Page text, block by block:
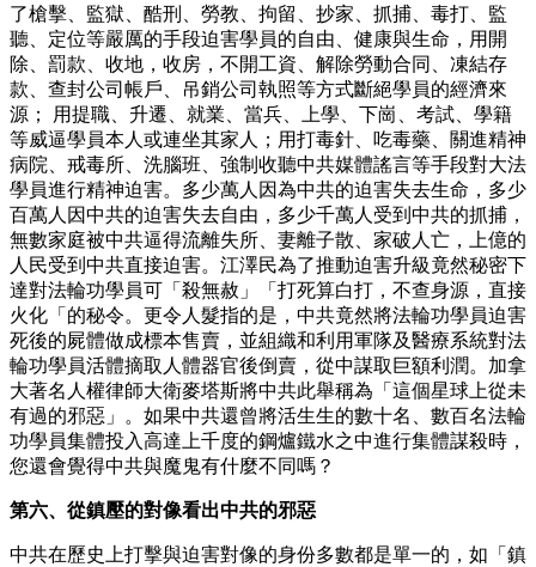
了槍擊、監獄、酷刑、勞教、拘留、抄家、抓捕、毒打、監
聽、定位等嚴厲的手段迫害學員的自由、健康與生命，用開
除、罰款、收地，收房，不開工資、解除勞動合同、凍結存
款、查封公司帳戶、吊銷公司執照等方式斷絕學員的經濟來
源； 用提職、升遷、就業、當兵、上學、下崗、考試、學籍
等威逼學員本人或連坐其家人；用打毒針、吃毒藥、關進精神
病院、戒毒所、洗腦班、強制收聽中共媒體謠言等手段對大法
學員進行精神迫害。多少萬人因為中共的迫害失去生命，多少
百萬人因中共的迫害失去自由，多少千萬人受到中共的抓捕，
無數家庭被中共逼得流離失所、妻離子散、家破人亡，上億的
人民受到中共直接迫害。江澤民為了推動迫害升級竟然秘密下
達對法輪功學員可「殺無赦」「打死算白打，不查身源，直接
火化「的秘令。更令人髮指的是，中共竟然將法輪功學員迫害
死後的屍體做成標本售賣，並組織和利用軍隊及醫療系統對法
輪功學員活體摘取人體器官後倒賣，從中謀取巨額利潤。加拿
大著名人權律師大衛麥塔斯將中共此舉稱為「這個星球上從未
有過的邪惡」。如果中共還曾將活生生的數十名、數百名法輪
功學員集體投入高達上千度的鋼爐鐵水之中進行集體謀殺時，
您還會覺得中共與魔鬼有什麼不同嗎？
第六、從鎮壓的對像看出中共的邪惡
中共在歷史上打擊與迫害對像的身份多數都是單一的，如「鎮